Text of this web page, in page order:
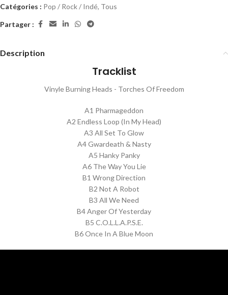
Catégories : Pop / Rock / Indé, Tous
Partager :
Description
Tracklist
Vinyle Burning Heads - Torches Of Freedom
A1 Pharmageddon
A2 Endless Loop (In My Head)
A3 All Set To Glow
A4 Gwardeath & Nasty
A5 Hanky Panky
A6 The Way You Lie
B1 Wrong Direction
B2 Not A Robot
B3 All We Need
B4 Anger Of Yesterday
B5 C.O.L.L.A.P.S.E.
B6 Once In A Blue Moon